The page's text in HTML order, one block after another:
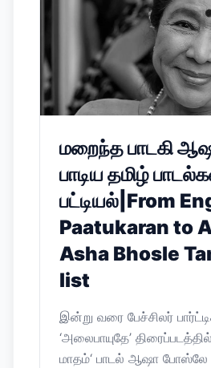
மறைந்த பாடகி
பாடிய தமிழ்
பட்டியல்|From
Paatukaran to
Asha Bhosle
list
இன்று வரை பேச்சிலர்
‘அலைபாயுதே’
மாதம்‘ பாடல் ஆஷா போஸ்லே